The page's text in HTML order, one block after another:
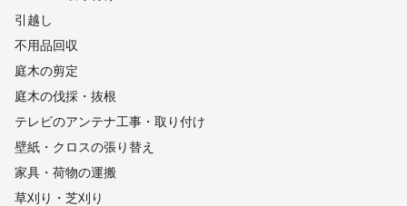
引越し
不用品回収
庭木の剪定
庭木の伐採・抜根
テレビのアンテナ工事・取り付け
壁紙・クロスの張り替え
家具・荷物の運搬
草刈り・芝刈り